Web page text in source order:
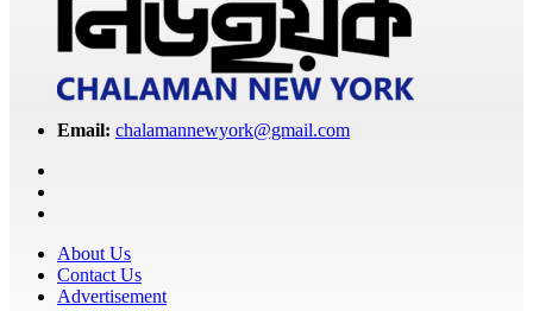
Email: chalamannewyork@gmail.com
About Us
Contact Us
Advertisement